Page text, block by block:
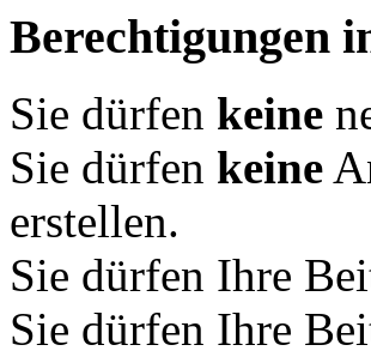
Berechtigungen
Sie dürfen keine
Sie dürfen keine
erstellen.
Sie dürfen Ihre
Sie dürfen Ihre